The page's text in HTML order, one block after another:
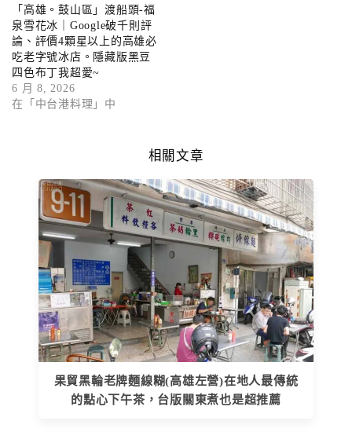
「高雄。鼓山區」渡船頭-福
泉雪花冰｜Google破千則評
論、評價4顆星以上的高雄必
吃老字號冰店。隱藏版黑豆
四色布丁我超愛~
6 月 8, 2026
在「中台港料理」中
相關文章
果貿黑輪老牌麵線糊(高雄左營)在地人最傳統
的點心下午茶，台版關東煮也是超推薦